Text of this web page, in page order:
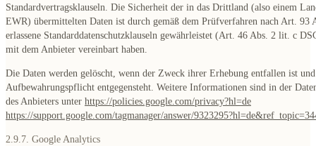
Standardvertragsklauseln. Die Sicherheit der in das Drittland (also einem
EWR) übermittelten Daten ist durch gemäß dem Prüfverfahren nach Art. 93
erlassene Standarddatenschutzklauseln gewährleistet (Art. 46 Abs. 2 lit. c
mit dem Anbieter vereinbart haben.
Die Daten werden gelöscht, wenn der Zweck ihrer Erhebung entfallen ist
Aufbewahrungspflicht entgegensteht. Weitere Informationen sind in der
des Anbieters unter https://policies.google.com/privacy?hl=de
https://support.google.com/tagmanager/answer/
2.9.7. Google Analytics